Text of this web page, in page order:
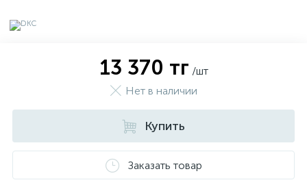
13 370 тг /шт
Нет в наличии
Купить
Заказать товар